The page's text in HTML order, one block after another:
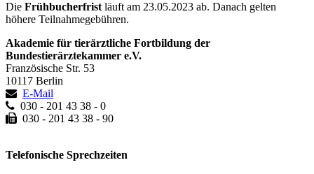
Die Frühbucherfrist läuft am 23.05.2023 ab. Danach gelten
höhere Teilnahmegebühren.
Akademie für tierärztliche Fortbildung der
Bundestierärztekammer e.V.
Französische Str. 53
10117 Berlin
E-Mail
030 - 201 43 38 - 0
030 - 201 43 38 - 90
Telefonische Sprechzeiten